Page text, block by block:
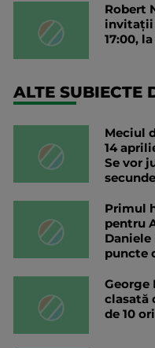
Robert
invitații
17:00,
ALTE SUBIECTE
Meciul
14
Se vor
Primul
pentru
Daniele
puncte
George
clasată
de 10